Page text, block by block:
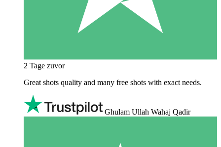
2 Tage zuvor
Great shots quality and many free shots with exact needs.
Ghulam Ullah Wahaj Qadir